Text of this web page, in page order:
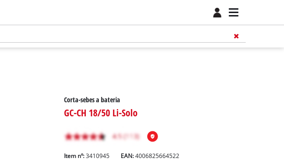
Corta-sebes a bateria
GC-CH 18/50 Li-Solo
Item nº: 3410945 EAN:4006825664522